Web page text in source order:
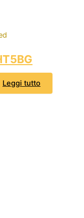
Leggi tutto